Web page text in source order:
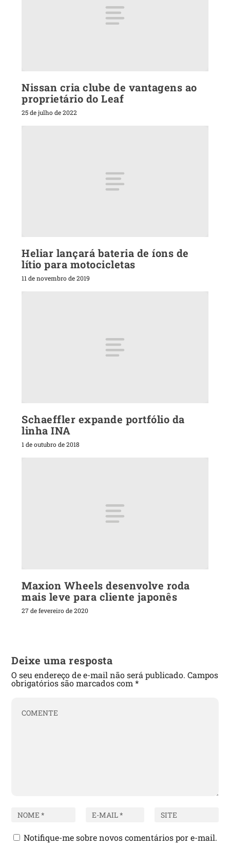
Nissan cria clube de vantagens ao
proprietário do Leaf
25 de julho de 2022
Heliar lançará bateria de íons de
lítio para motocicletas
11 de novembro de 2019
Schaeffler expande portfólio da
linha INA
1 de outubro de 2018
Maxion Wheels desenvolve roda
mais leve para cliente japonês
27 de fevereiro de 2020
Deixe uma resposta
O seu endereço de e-mail não será publicado. Campos
obrigatórios são marcados com*
Notifique-me sobre novos comentários por e-mail.